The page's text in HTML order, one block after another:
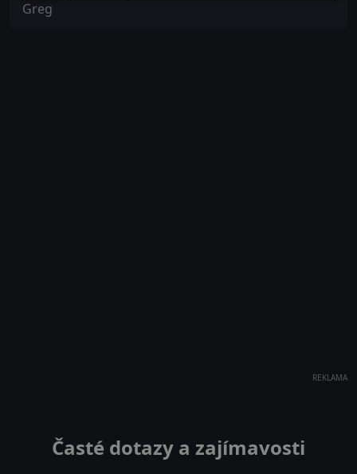
Greg
REKLAMA
Časté dotazy a zajímavosti